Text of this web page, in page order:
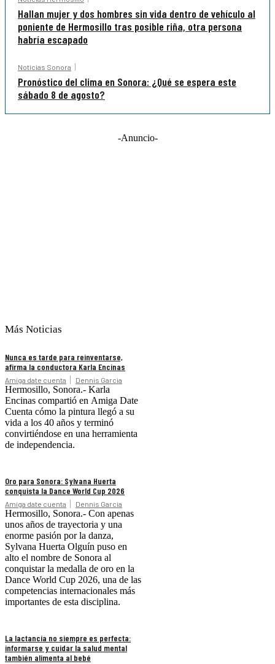
Hallan mujer y dos hombres sin vida dentro de vehículo al
poniente de Hermosillo tras posible riña, otra persona
habría escapado
Noticias Sonora
Pronóstico del clima en Sonora: ¿Qué se espera este
sábado 8 de agosto?
-Anuncio-
Más Noticias
Nunca es tarde para reinventarse,
afirma la conductora Karla Encinas
Amiga date cuenta Dennis Garcia
Hermosillo, Sonora.- Karla
Encinas compartió en Amiga Date
Cuenta cómo la pintura llegó a su
vida a los 40 años y terminó
convirtiéndose en una herramienta
de independencia.
Oro para Sonora: Sylvana Huerta
conquista la Dance World Cup 2026
Amiga date cuenta Dennis Garcia
Hermosillo, Sonora.- Con apenas
unos años de trayectoria y una
enorme pasión por la danza,
Sylvana Huerta Olguín puso en
alto el nombre de Sonora al
conquistar la medalla de oro en la
Dance World Cup 2026, una de las
competencias internacionales más
importantes de esta disciplina.
La lactancia no siempre es perfecta:
informarse y cuidar la salud mental
también alimenta al bebé